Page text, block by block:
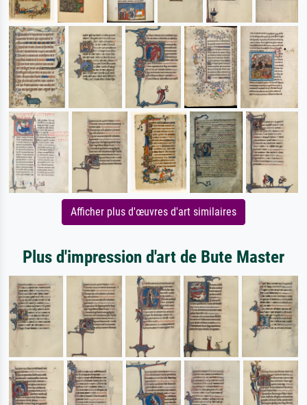
Afficher plus d'œuvres d'art similaires
Plus d'impression d'art de Bute Master